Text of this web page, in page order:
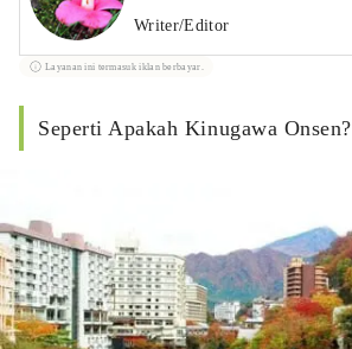
Writer/Editor
Layanan ini termasuk iklan berbayar.
Seperti Apakah Kinugawa Onsen?